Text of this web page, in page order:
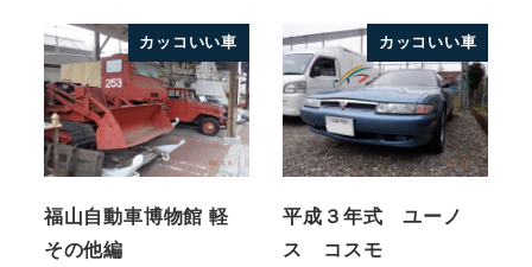
カッコいい車
福山自動車博物館 軽
その他編
カッコいい車
平成３年式 ユーノ
ス コスモ